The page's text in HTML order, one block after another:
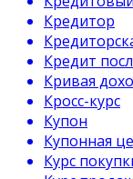
Кредитор
Кредит
Кривая
Кросс-курс
Купон
Купонная
Курс